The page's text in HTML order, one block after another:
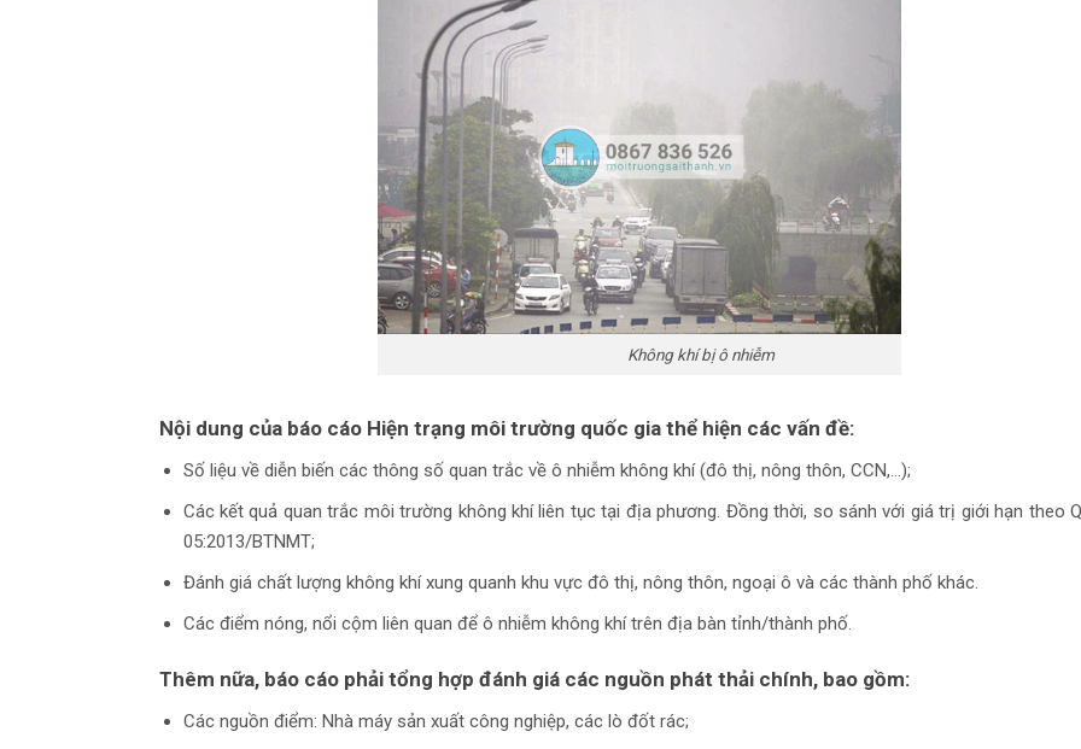
Không khí bị ô nhiễm
Nội dung của báo cáo Hiện trạng môi trường quốc gia thể hiện các vấn đề:
Số liệu về diễn biến các thông số quan trắc về ô nhiễm không khí (đô thị, nông thôn, CCN,…);
Các kết quả quan trắc môi trường không khí liên tục tại địa phương. Đồng thời, so sánh với giá trị giới hạn theo
05:2013/BTNMT;
Đánh giá chất lượng không khí xung quanh khu vực đô thị, nông thôn, ngoại ô và các thành phố khác.
Các điểm nóng, nổi cộm liên quan để ô nhiễm không khí trên địa bàn tỉnh/thành phố.
Thêm nữa, báo cáo phải tổng hợp đánh giá các nguồn phát thải chính, bao gồm:
Các nguồn điểm: Nhà máy sản xuất công nghiệp, các lò đốt rác;